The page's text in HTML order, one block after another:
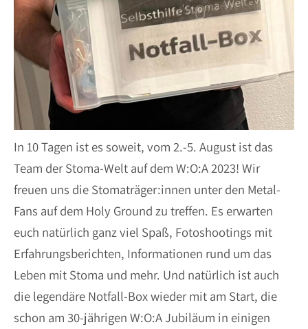
In 10 Tagen ist es soweit, vom 2.-5. August ist das
Team der Stoma-Welt auf dem W:O:A 2023! Wir
freuen uns die Stomaträger:innen unter den Metal-
Fans auf dem Holy Ground zu treffen. Es erwarten
euch natürlich ganz viel Spaß, Fotoshootings mit
Erfahrungsberichten, Informationen rund um das
Leben mit Stoma und mehr. Und natürlich ist auch
die legendäre Notfall-Box wieder mit am Start, die
schon am 30-jährigen W:O:A Jubiläum in einigen